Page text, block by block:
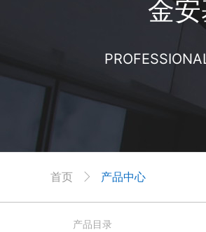
金
首页  产品中心
产品目录